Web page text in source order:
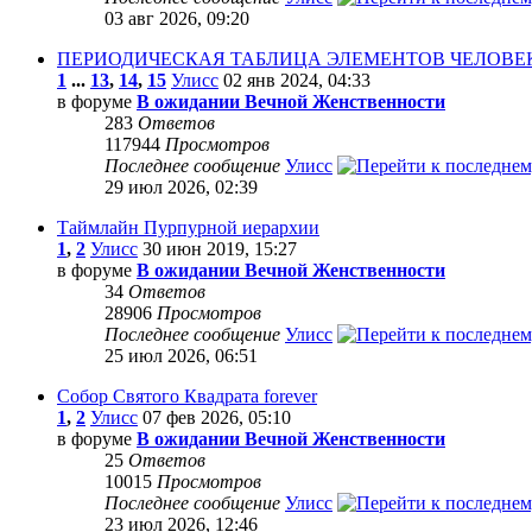
03 авг 2026, 09:20
ПЕРИОДИЧЕСКАЯ ТАБЛИЦА ЭЛЕМЕНТОВ
1 ... 13, 14, 15 Улисс 02 янв 2024, 04:33
в форуме В ожидании Вечной Женственности
283 Ответов
117944 Просмотров
Последнее сообщение Улисс
29 июл 2026, 02:39
Таймлайн Пурпурной иерархии
1, 2 Улисс 30 июн 2019, 15:27
в форуме В ожидании Вечной Женственности
34 Ответов
28906 Просмотров
Последнее сообщение Улисс
25 июл 2026, 06:51
Собор Святого Квадрата forever
1, 2 Улисс 07 фев 2026, 05:10
в форуме В ожидании Вечной Женственности
25 Ответов
10015 Просмотров
Последнее сообщение Улисс
23 июл 2026, 12:46